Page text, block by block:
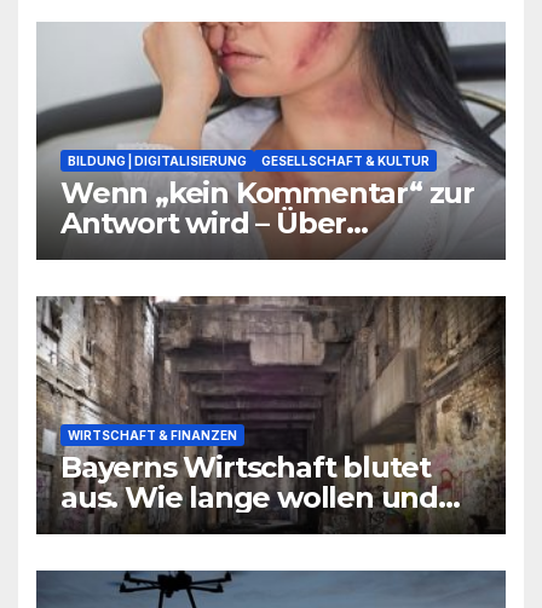
BILDUNG | DIGITALISIERUNG GESELLSCHAFT & KULTUR
Wenn „kein Kommentar“ zur
Antwort wird – Über
Warnsignale aus Schulen, die
WIRTSCHAFT & FINANZEN
Bayerns Wirtschaft blutet
aus. Wie lange wollen und
können wir uns den
noch leisten?